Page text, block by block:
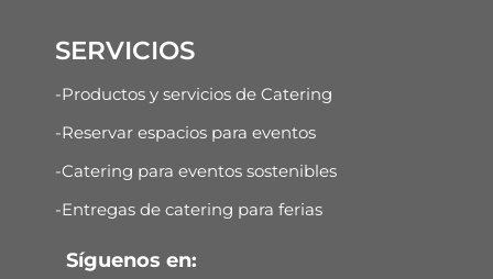
SERVICIOS
-Productos y servicios de Catering
-Reservar espacios para eventos
-Catering para eventos sostenibles
-Entregas de catering para ferias
Síguenos en: